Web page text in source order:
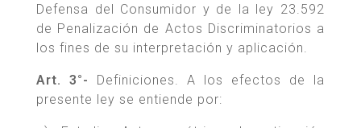
Defensa del Consumidor y de la ley 23.592
de Penalización de Actos Discriminatorios a
los fines de su interpretación y aplicación.
Art. 3°-
Definiciones. A los efectos de la
presente ley se entiende por: